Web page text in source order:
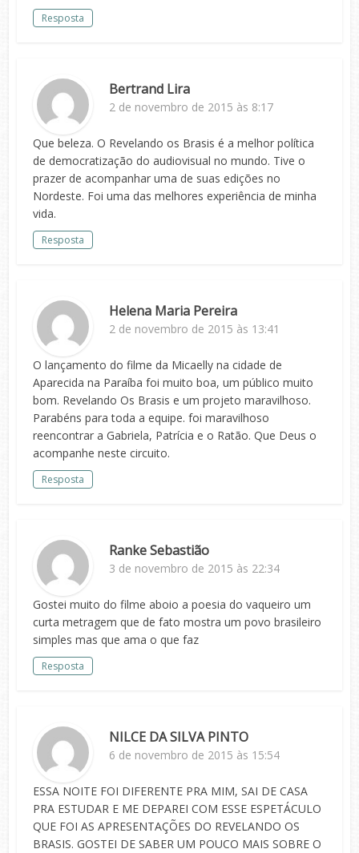
Resposta
Bertrand Lira
2 de novembro de 2015 às 8:17
Que beleza. O Revelando os Brasis é a melhor política
de democratização do audiovisual no mundo. Tive o
prazer de acompanhar uma de suas edições no
Nordeste. Foi uma das melhores experiência de minha
vida.
Resposta
Helena Maria Pereira
2 de novembro de 2015 às 13:41
O lançamento do filme da Micaelly na cidade de
Aparecida na Paraíba foi muito boa, um público muito
bom. Revelando Os Brasis e um projeto maravilhoso.
Parabéns para toda a equipe. foi maravilhoso
reencontrar a Gabriela, Patrícia e o Ratão. Que Deus o
acompanhe neste circuito.
Resposta
Ranke Sebastião
3 de novembro de 2015 às 22:34
Gostei muito do filme aboio a poesia do vaqueiro um
curta metragem que de fato mostra um povo brasileiro
simples mas que ama o que faz
Resposta
NILCE DA SILVA PINTO
6 de novembro de 2015 às 15:54
ESSA NOITE FOI DIFERENTE PRA MIM, SAI DE CASA
PRA ESTUDAR E ME DEPAREI COM ESSE ESPETÁCULO
QUE FOI AS APRESENTAÇÕES DO REVELANDO OS
BRASIS. GOSTEI DE SABER UM POUCO MAIS SOBRE O